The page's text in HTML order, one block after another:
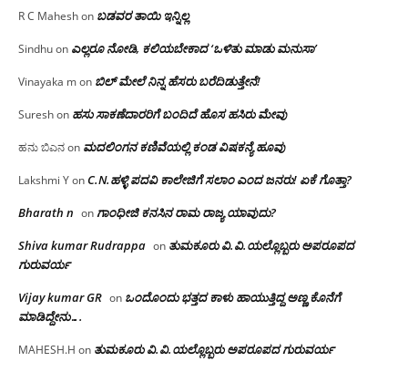
R C Maheshon ಬಡವರ ತಾಯಿ ಇನ್ನಿಲ್ಲ
Sindhuon ಎಲ್ಲರೂ ನೋಡಿ, ಕಲಿಯಬೇಕಾದ ‘ಒಳಿತು ಮಾಡು ಮನುಸಾ’
Vinayaka mon ಬಿಲ್ ಮೇಲೆ ನಿನ್ನ ಹೆಸರು ಬರೆದಿಡುತ್ತೇನೆ!
Sureshon ಹಸು ಸಾಕಣೆದಾರರಿಗೆ ಬಂದಿದೆ ಹೊಸ ಹಸಿರು ಮೇವು
ಹನು ಬಿಎನon ಮದಲಿಂಗನ ಕಣಿವೆಯಲ್ಲಿ ಕಂಡ ವಿಷಕನ್ಯೆ ಹೂವು
Lakshmi YonC.N.ಹಳ್ಳಿ ಪದವಿ ಕಾಲೇಜಿಗೆ ಸಲಾಂ‌ ಎಂದ ಜನರು! ಏಕೆ ಗೊತ್ತಾ?
Bharath n onಗಾಂಧೀಜಿ ಕನಸಿನ ರಾಮ ರಾಜ್ಯ ಯಾವುದು?
Shiva kumar Rudrappa on ತುಮಕೂರು‌ ವಿ.ವಿ.ಯಲ್ಲೊಬ್ಬರು ಅಪರೂಪದ
ಗುರುವರ್ಯ
Vijay kumar GR on ಒಂದೊಂದು ಭತ್ತದ ಕಾಳು ಹಾಯುತ್ತಿದ್ದ ಅಣ್ಣ ಕೊನೆಗೆ
ಮಾಡಿದ್ದೇನು….
MAHESH.H on ತುಮಕೂರು‌ ವಿ.ವಿ.ಯಲ್ಲೊಬ್ಬರು ಅಪರೂಪದ ಗುರುವರ್ಯ